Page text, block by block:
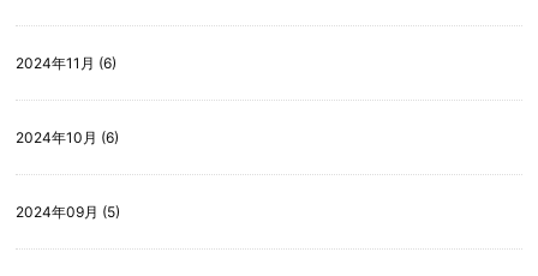
2024年11月 (6)
2024年10月 (6)
2024年09月 (5)